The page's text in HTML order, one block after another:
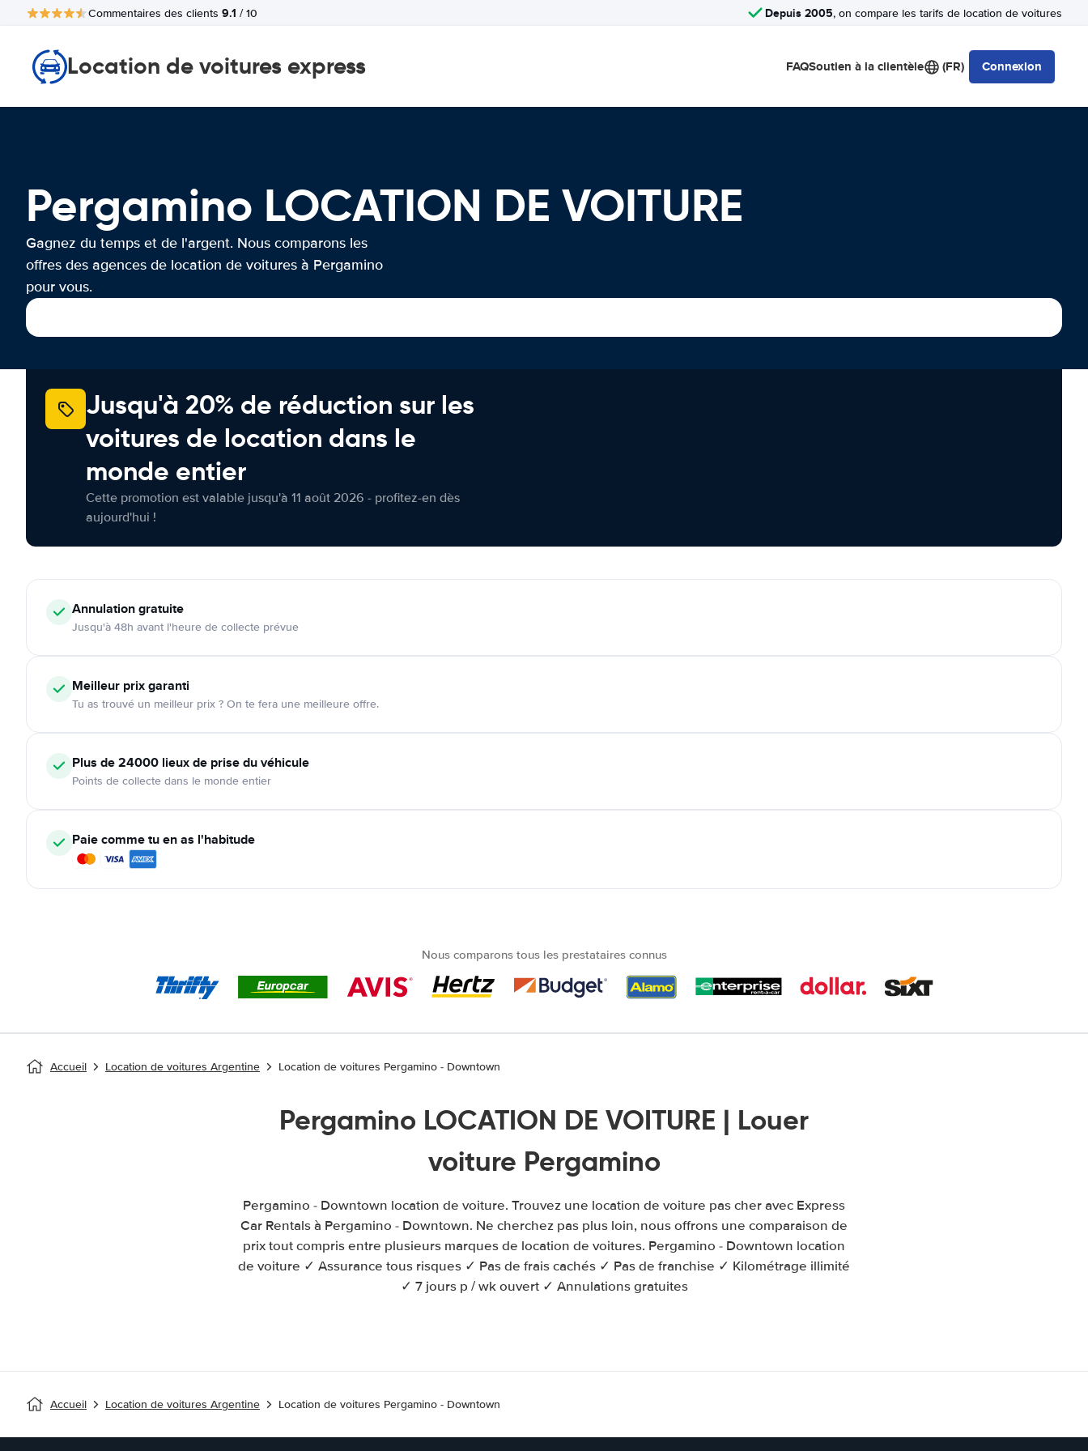
Commentaires des clients 9.1 / 10 Depuis 2005, on compare les tarifs de location de voitures
Location de voitures express FAQSoutien à la clientèle (FR) Connexion
Pergamino LOCATION DE VOITURE
Gagnez du temps et de l'argent. Nous comparons les
offres des agences de location de voitures à Pergamino
pour vous.
Jusqu'à 20% de réduction sur les
voitures de location dans le
monde entier
Cette promotion est valable jusqu'à 11 août 2026 - profitez-en dès
aujourd'hui !
Annulationgratuite
Jusqu'à 48h avant l'heure de collecte prévue
Meilleur prix garanti
Tu as trouvé un meilleur prix ? On te fera une meilleure offre.
Plus de 24000 lieux de prise du véhicule
Points de collecte dans le monde entier
Paie comme tu en as l'habitude
Nous comparons tous les prestataires connus
Accueil Location de voitures Argentine Location de voitures Pergamino - Downtown
Pergamino LOCATION DE VOITURE | Louer
voiture Pergamino
Pergamino - Downtown location de voiture. Trouvez une location de voiture pas cher avec Express
Car Rentals à Pergamino - Downtown. Ne cherchez pas plus loin, nous offrons une comparaison de
prix tout compris entre plusieurs marques de location de voitures. Pergamino - Downtown location
de voiture ✓ Assurance tous risques ✓ Pas de frais cachés ✓ Pas de franchise ✓ Kilométrage illimité
✓ 7 jours p / wk ouvert ✓ Annulations gratuites
Accueil Location de voitures Argentine Location de voitures Pergamino - Downtown